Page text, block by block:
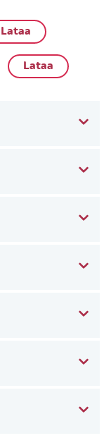
Lataa
Lataa